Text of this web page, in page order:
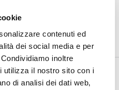
contenuti ed
dei social media e per
inoltre
utilizza il nostro sito con i
di analisi dei dati web,
03
November
da €
48.30
agenzie ufficiali di